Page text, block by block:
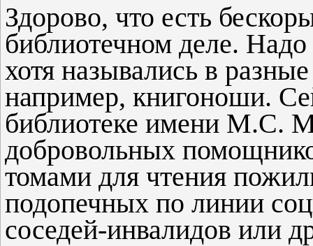
Здорово, что есть
библиотечном деле.
хотя назывались в
например, книгоноши.
библиотеке имени М.С.
добровольных
томами для чтения
подопечных по линии
соседей-инвалидов или